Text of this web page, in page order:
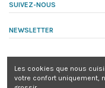
SUIVEZ-NOUS
NEWSLETTER
Les cookies que nous
votre confort uniquement,